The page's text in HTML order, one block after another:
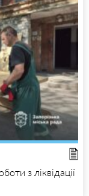
з ліквідації